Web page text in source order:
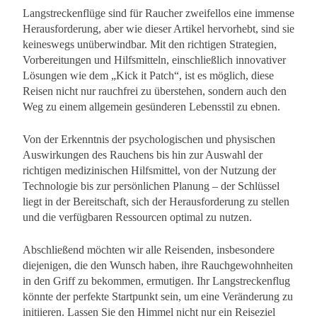
Langstreckenflüge sind für Raucher zweifellos eine immense
Herausforderung, aber wie dieser Artikel hervorhebt, sind sie
keineswegs unüberwindbar. Mit den richtigen Strategien,
Vorbereitungen und Hilfsmitteln, einschließlich innovativer
Lösungen wie dem „Kick it Patch“, ist es möglich, diese
Reisen nicht nur rauchfrei zu überstehen, sondern auch den
Weg zu einem allgemein gesünderen Lebensstil zu ebnen.
Von der Erkenntnis der psychologischen und physischen
Auswirkungen des Rauchens bis hin zur Auswahl der
richtigen medizinischen Hilfsmittel, von der Nutzung der
Technologie bis zur persönlichen Planung – der Schlüssel
liegt in der Bereitschaft, sich der Herausforderung zu stellen
und die verfügbaren Ressourcen optimal zu nutzen.
Abschließend möchten wir alle Reisenden, insbesondere
diejenigen, die den Wunsch haben, ihre Rauchgewohnheiten
in den Griff zu bekommen, ermutigen. Ihr Langstreckenflug
könnte der perfekte Startpunkt sein, um eine Veränderung zu
initiieren. Lassen Sie den Himmel nicht nur ein Reiseziel